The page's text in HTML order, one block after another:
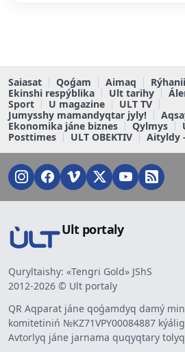
Saiasat Qoǵam Aimaq
Ekinshi respýblika
Ult tarihy
Sport
U magazine
ULT TV
Jumysshy mamandyqtar jyly!
Ekonomika jáne biznes
Qylmys
Posttimes
ULT OBEKTIV Aityldy
Ult portaly
Quryltaishy: «Tengri Gold» JShS
2012-2026 © Ult portaly
QR Aqparat jáne qoǵamdyq damý
komitetiniń №KZ71VPY00084887
Avtorlyq jáne jarnama quqyqtary